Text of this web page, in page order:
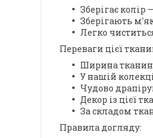
Зберігає колір
Зберігають
Легко
Переваги цієї
Ширина
У нашій
Чудово
Декор із цієї
За складом
Правила догляду: